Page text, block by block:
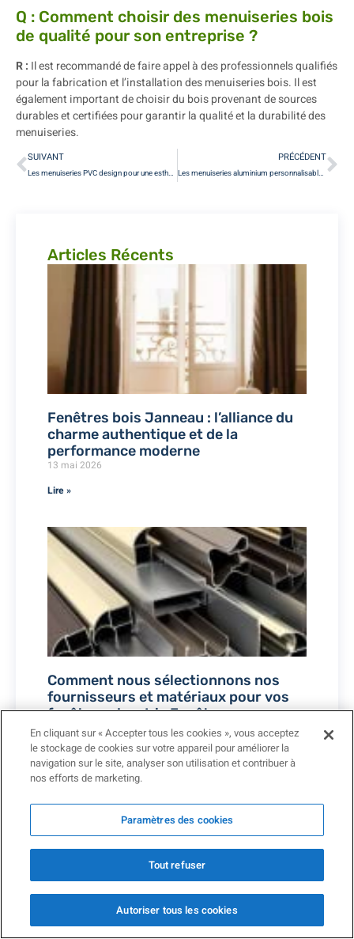
Q : Comment choisir des menuiseries bois
de qualité pour son entreprise ?
R : Il est recommandé de faire appel à des professionnels qualifiés
pour la fabrication et l’installation des menuiseries bois. Il est
également important de choisir du bois provenant de sources
durables et certifiées pour garantir la qualité et la durabilité des
menuiseries.
SUIVANT
Les menuiseries PVC design pour une esthétique moderne des bureaux
PRÉCÉDENT
Les menuiseries aluminium personnalisables pour une identité visuelle forte des commerces
Articles Récents
Fenêtres bois Janneau : l’alliance du
charme authentique et de la
performance moderne
13 mai 2026
Lire »
Comment nous sélectionnons nos
fournisseurs et matériaux pour vos
fenêtres chez Iris Fenêtres
6 mai 2026
Lire »
En cliquant sur « Accepter tous les cookies », vous acceptez
le stockage de cookies sur votre appareil pour améliorer la
navigation sur le site, analyser son utilisation et contribuer à
nos efforts de marketing.
Paramètres des cookies
Tout refuser
Autoriser tous les cookies